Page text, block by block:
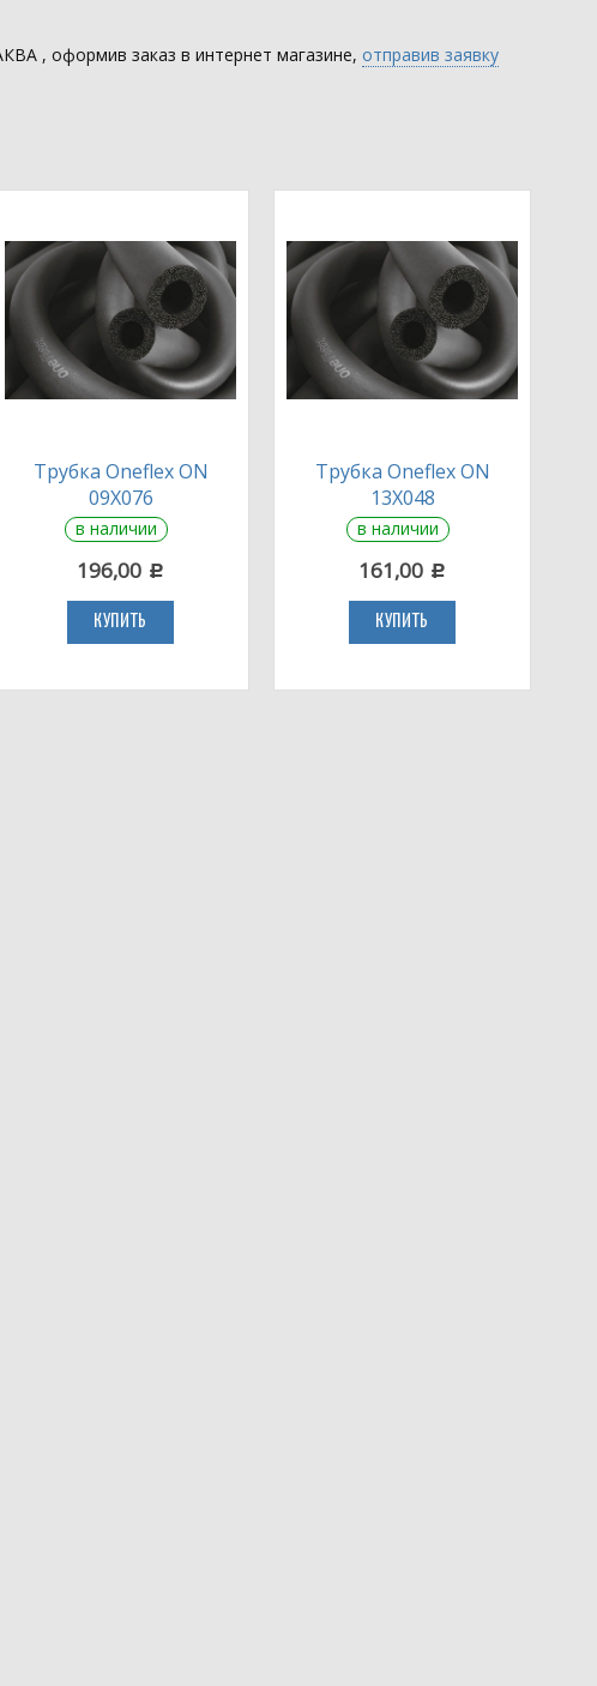
, оформив заказ в интернет магазине, отправив заявку
Трубка Oneflex ON
09X076
в наличии
196,00 c
КУПИТЬ
Трубка Oneflex ON
13X048
в наличии
161,00 c
КУПИТЬ